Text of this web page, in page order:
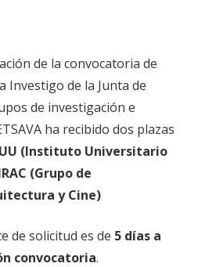
de la convocatoria de
Investigo de la Junta de
de investigación e
ha recibido dos plazas
(Instituto Universitario
(Grupo de
y Cine)
de solicitud es de 5 días a
convocatoria.